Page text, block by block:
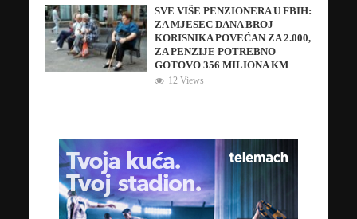
SVE VIŠE PENZIONERA U FBIH:
ZA MJESEC DANA BROJ
KORISNIKA POVEĆAN ZA 2.000,
ZA PENZIJE POTREBNO
GOTOVO 356 MILIONA KM
12 Views